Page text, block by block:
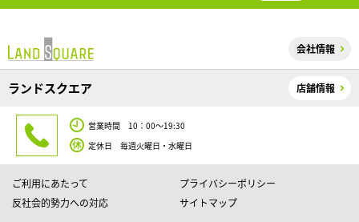
会社情報
ランドスクエア 店舗情報
営業時間 10：00～19:30
定休日 毎週火曜日・水曜日
ご利用にあたって
プライバシーポリシー
反社会的勢力への対応
サイトマップ